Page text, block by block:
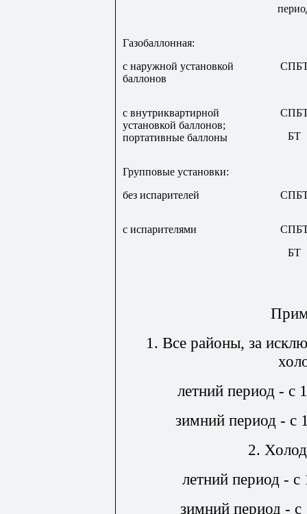
Газобаллонная:
с наружной установкой
баллонов
с внутриквартирной
установкой баллонов;
портативные баллоны
БТ
Групповые установки:
без испарителей
с испарителями
БТ
1. Все районы, за
летний период - с
зимний период - с
2.
летний период -
зимний период -